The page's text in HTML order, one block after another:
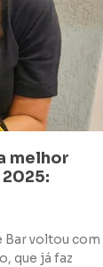
melhor
Bar voltou com
que já faz